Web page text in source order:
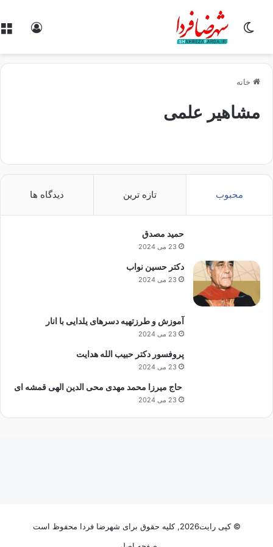
ورود تغییر پوسته
خانه
مشاهیر علمی
محبوب تازه ترین دیدگاه ها
حمید مصدق
23 می 2024
دکتر حسین نواب
23 می 2024
آموزش و طرزتهیه دسرهای یلدایی با انار
23 می 2024
پروفسور دکتر حبیب الله هدایت
23 می 2024
حاج میرزا محمد مهدی محی الدین الهی قمشه ای
23 می 2024
© کپی رایت2026, کلیه حقوق برای شهرضا فردا محفوظ است